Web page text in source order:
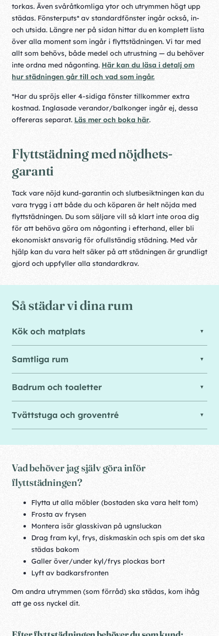
torkas. Även svåråtkomliga ytor och utrymmen högt upp
städas. Fönsterputs* av standardfönster ingår också, in-
och utsida. Längre ner på sidan hittar du en komplett lista
över alla moment som ingår i flyttstädningen. Vi tar med
allt som behövs, både medel och utrustning — du behöver
inte ordna med någonting. Här kan du läsa i detalj om
hur städningen går till och vad som ingår.
*Har du spröjs eller 4-sidiga fönster tillkommer extra
kostnad. Inglasade verandor/balkonger ingår ej, dessa
offereras separat. Läs mer och boka här.
Flyttstädning med nöjdhets-
garanti
Tack vare nöjd kund-garantin och slutbesiktningen kan du
vara trygg i att både du och köparen är helt nöjda med
flyttstädningen. Du som säljare vill så klart inte oroa dig
för att behöva göra om någonting i efterhand, eller bli
ekonomiskt ansvarig för ofullständig städning. Med vår
hjälp kan du vara helt säker på att städningen är grundligt
gjord och uppfyller alla standardkrav.
Så städar vi dina rum
Kök och matplats
Samtliga rum
Badrum och toaletter
Tvättstuga och groventré
Vad behöver jag själv göra inför
flyttstädningen?
Flytta ut alla möbler (bostaden ska vara helt tom)
Frosta av frysen
Montera isär glasskivan på ugnsluckan
Drag fram kyl, frys, diskmaskin och spis om det ska
städas bakom
Galler över/under kyl/frys plockas bort
Lyft av badkarsfronten
Om andra utrymmen (som förråd) ska städas, kom ihåg
att ge oss nyckel dit.